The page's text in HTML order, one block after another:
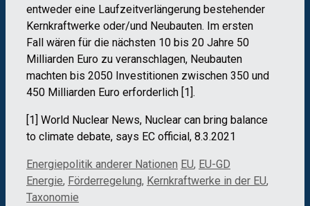
entweder eine Laufzeitverlängerung bestehender
Kernkraftwerke oder/und Neubauten. Im ersten
Fall wären für die nächsten 10 bis 20 Jahre 50
Milliarden Euro zu veranschlagen, Neubauten
machten bis 2050 Investitionen zwischen 350 und
450 Milliarden Euro erforderlich [1].
[1] World Nuclear News, Nuclear can bring balance
to climate debate, says EC official, 8.3.2021
Kategorien
Energiepolitik anderer Nationen Schlagwörter
EU, EU-GD
Energie, Förderregelung, Kernkraftwerke in der EU,
Taxonomie